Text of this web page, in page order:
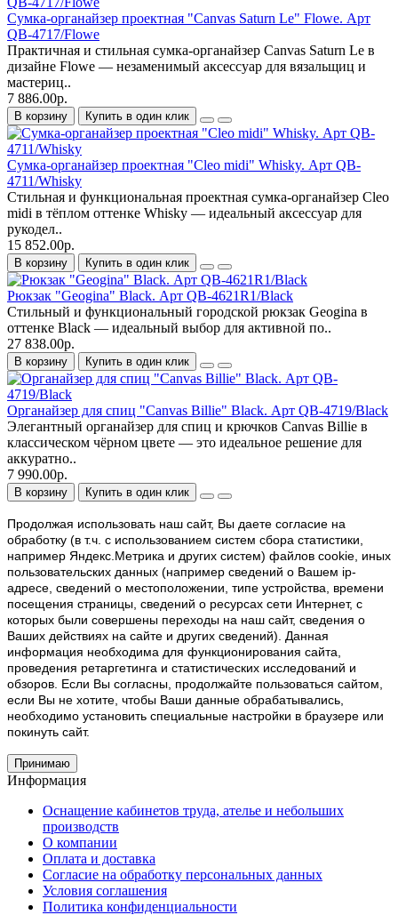
Сумка-органайзер проектная "Canvas Saturn Le" Flowe. Арт
QB-4717/Flowe
Практичная и стильная сумка-органайзер Canvas Saturn Le в
дизайне Flowe — незаменимый аксессуар для вязальщиц и
мастериц..
7 886.00р.
В корзину Купить в один клик
Сумка-органайзер проектная "Cleo midi" Whisky. Арт QB-
4711/Whisky
Стильная и функциональная проектная сумка-органайзер Cleo
midi в тёплом оттенке Whisky — идеальный аксессуар для
рукодел..
15 852.00р.
В корзину Купить в один клик
Рюкзак "Geogina" Black. Арт QB-4621R1/Black
Стильный и функциональный городской рюкзак Geogina в
оттенке Black — идеальный выбор для активной по..
27 838.00р.
В корзину Купить в один клик
Органайзер для спиц "Canvas Billie" Black. Арт QB-4719/Black
Элегантный органайзер для спиц и крючков Canvas Billie в
классическом чёрном цвете — это идеальное решение для
аккуратно..
7 990.00р.
В корзину Купить в один клик
Продолжая использовать наш cайт, Вы даете согласие на
обработку (в т.ч. с использованием систем сбора статистики,
например Яндекс.Метрика и других систем) файлов cookie, иных
пользовательских данных (например сведений о Вашем ip-
адресе, сведений о местоположении, типе устройства, времени
посещения страницы, сведений о ресурсах сети Интернет, с
которых были совершены переходы на наш сайт, сведения о
Ваших действиях на сайте и других сведений). Данная
информация необходима для функционирования сайта,
проведения ретаргетинга и статистических исследований и
обзоров. Если Вы согласны, продолжайте пользоваться сайтом,
если Вы не хотите, чтобы Ваши данные обрабатывались,
необходимо установить специальные настройки в браузере или
покинуть сайт.
Принимаю
Информация
Оснащение кабинетов труда, ателье и небольших
производств
О компании
Оплата и доставка
Согласие на обработку персональных данных
Условия соглашения
Политика конфиденциальности